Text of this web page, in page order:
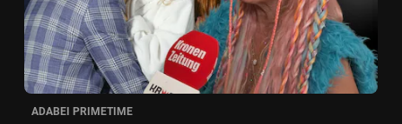
ADABEI PRIMETIME